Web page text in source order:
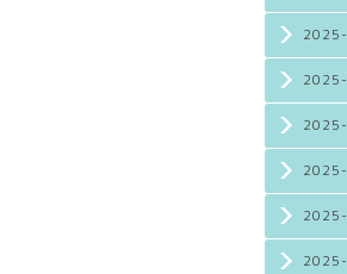
2025-
2025-
2025-
2025-
2025-
2025-